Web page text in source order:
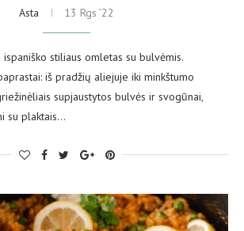
Asta 13 Rgs ’22
stiliaus omletas su bulvėmis.
iš pradžių aliejuje iki minkštumo
supjaustytos bulvės ir svogūnai,
su plaktais…